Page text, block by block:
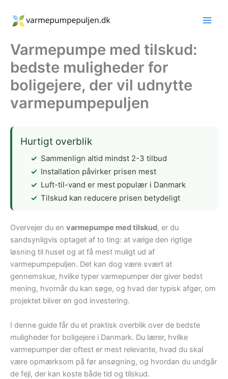
indholdet
Varmepumpe med tilskud:
bedste muligheder for
boligejere, der vil udnytte
varmepumpepuljen
Hurtigt overblik
Sammenlign altid mindst 2-3 tilbud
Installation påvirker prisen mest
Luft-til-vand er mest populær i Danmark
Tilskud kan reducere prisen betydeligt
Overvejer du en varmepumpe med tilskud, er du
sandsynligvis optaget af to ting: at vælge den rigtige
løsning til huset og at få mest muligt ud af
varmepumpepuljen. Det kan dog være svært at
gennemskue, hvilke typer varmepumper der giver bedst
mening, hvornår du kan søge, og hvad der typisk afgør, om
projektet bliver en god investering.
I denne guide får du et praktisk overblik over de bedste
muligheder for boligejere i Danmark. Du lærer, hvilke
varmepumper der oftest er mest relevante, hvad du skal
være opmærksom på før ansøgning, og hvordan du undgår
de fejl, der kan koste både tid og tilskud.